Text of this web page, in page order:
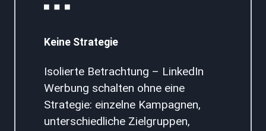
Keine Strategie
Isolierte Betrachtung – LinkedIn
Werbung schalten ohne eine
Strategie: einzelne Kampagnen,
unterschiedliche Zielgruppen,